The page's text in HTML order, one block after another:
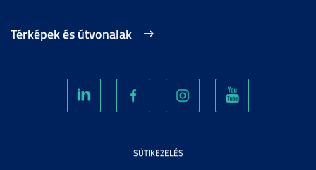
Térképek és útvonalak
SÜTIKEZELÉS